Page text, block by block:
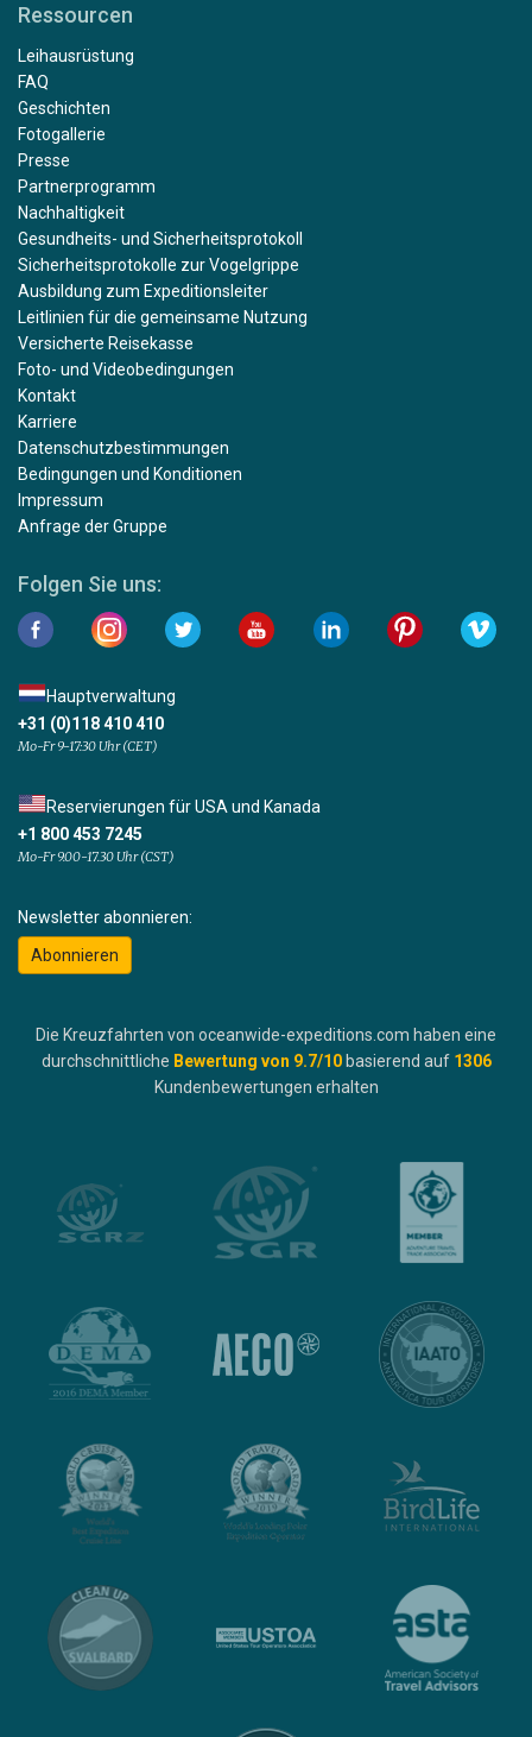
Ressourcen
Leihausrüstung
FAQ
Geschichten
Fotogallerie
Presse
Partnerprogramm
Nachhaltigkeit
Gesundheits- und Sicherheitsprotokoll
Sicherheitsprotokolle zur Vogelgrippe
Ausbildung zum Expeditionsleiter
Leitlinien für die gemeinsame Nutzung
Versicherte Reisekasse
Foto- und Videobedingungen
Kontakt
Karriere
Datenschutzbestimmungen
Bedingungen und Konditionen
Impressum
Anfrage der Gruppe
Folgen Sie uns:
Hauptverwaltung
+31 (0)118 410 410
Mo-Fr 9-17:30 Uhr (CET)
Reservierungen für USA und Kanada
+1 800 453 7245
Mo-Fr 9.00-17.30 Uhr (CST)
Newsletter abonnieren:
Abonnieren
Die Kreuzfahrten von oceanwide-expeditions.com haben eine
durchschnittliche Bewertung von 9.7/10 basierend auf 1306
Kundenbewertungen erhalten